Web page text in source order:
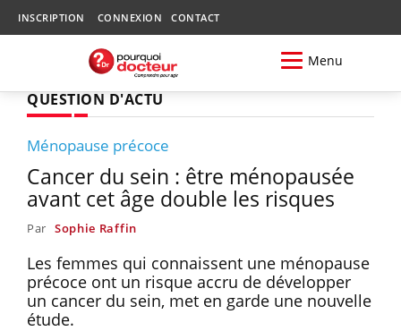
INSCRIPTION CONNEXION CONTACT
Menu
QUESTION D'ACTU
Ménopause précoce
Cancer du sein : être ménopausée
avant cet âge double les risques
Par Sophie Raffin
Les femmes qui connaissent une ménopause
précoce ont un risque accru de développer
un cancer du sein, met en garde une nouvelle
étude.